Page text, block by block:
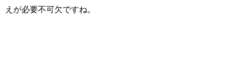
えが必要不可欠ですね。